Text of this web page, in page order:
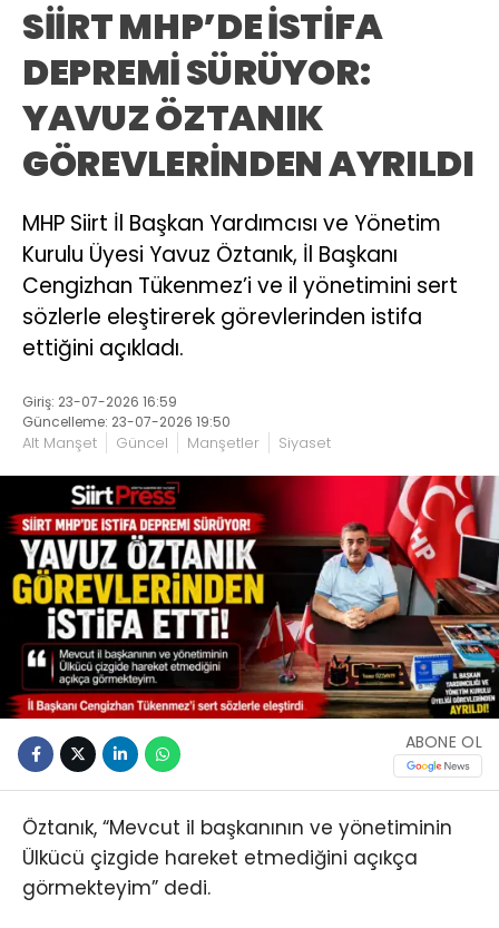
SİİRT MHP’DE İSTİFA
DEPREMİ SÜRÜYOR:
YAVUZ ÖZTANIK
GÖREVLERİNDEN AYRILDI
MHP Siirt İl Başkan Yardımcısı ve Yönetim
Kurulu Üyesi Yavuz Öztanık, İl Başkanı
Cengizhan Tükenmez’i ve il yönetimini sert
sözlerle eleştirerek görevlerinden istifa
ettiğini açıkladı.
Giriş: 23-07-2026 16:59
Güncelleme: 23-07-2026 19:50
Alt Manşet Güncel Manşetler Siyaset
ABONE OL
Öztanık, “Mevcut il başkanının ve yönetiminin
Ülkücü çizgide hareket etmediğini açıkça
görmekteyim” dedi.